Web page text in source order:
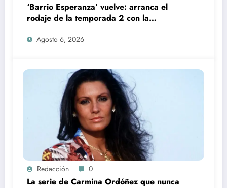
‘Barrio Esperanza’ vuelve: arranca el
rodaje de la temporada 2 con la
incorporación de María Castro
Agosto 6, 2026
Redacción 0
La serie de Carmina Ordóñez que nunca